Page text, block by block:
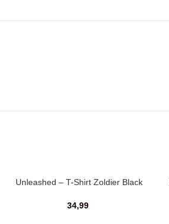
Unleashed – T-Shirt Zoldier Black
34,99